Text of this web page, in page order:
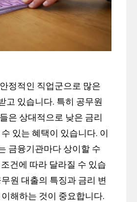
정적인 직업군으로 많은
고 있습니다. 특히 공무원
은 상대적으로 낮은 금리
있는 혜택이 있습니다. 이
금융기관마다 상이할 수
건에 따라 달라질 수 있습
원 대출의 특징과 금리 변
해하는 것이 중요합니다.